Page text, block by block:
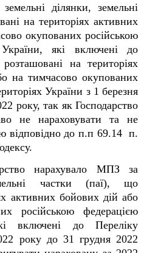
ділянки, земельні
на територіях активних
окупованих російською
які включені до
на територіях
на тимчасово окупованих
України з 1 березня
року, так як Господарство
не нараховувати та не
відповідно доп.п 69.14 п.
нарахувало МПЗ за
частки (паї), що
активних бойових дій або
російською федерацією
включені до Переліку
року до 31 грудня 2022